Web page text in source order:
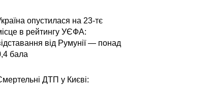
опустилася на 23-тє
в рейтингу УЄФА:
від Румунії — понад
бала
ДТП у Києві: